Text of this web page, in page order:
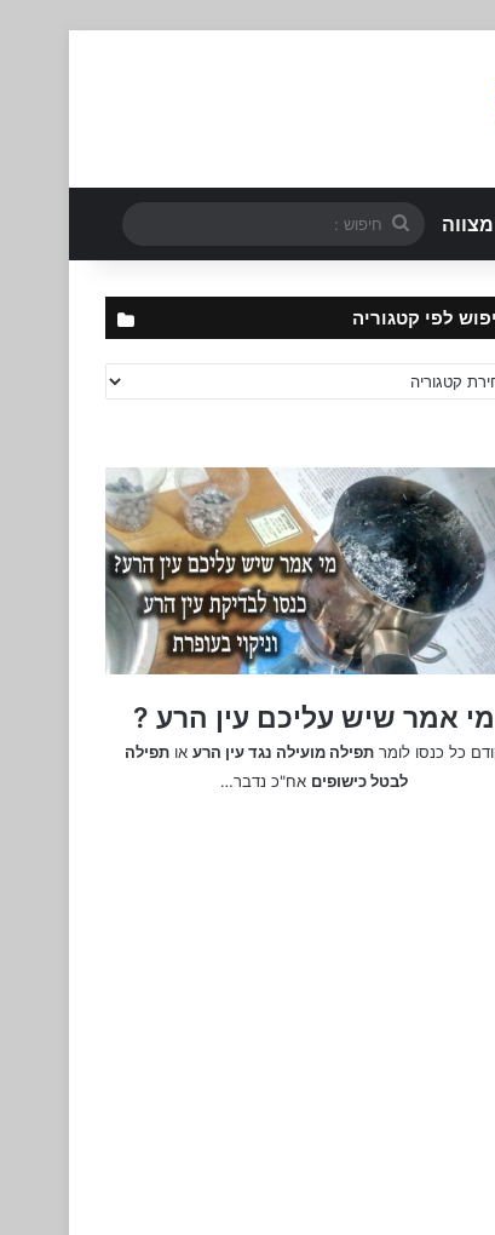
חיפוש
:
לפי קטגוריה
מי אמר שיש עליכם עין הרע ?
כל כנסו לומרתפילה מועילה נגד עין הרע אותפילה
לבטל כישופים אח"כ נדבר…